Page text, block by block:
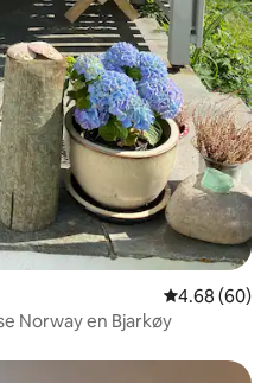
Calificación
4.68 (60)
Norway en Bjarkøy